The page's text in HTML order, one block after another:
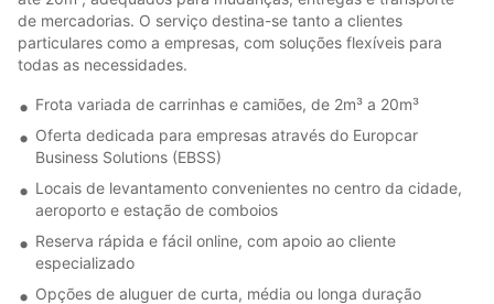
de mercadorias. O serviço destina-se tanto a clientes
particulares como a empresas, com soluções flexíveis para
todas as necessidades.
Frota variada de carrinhas e camiões, de 2m³ a 20m³
Oferta dedicada para empresas através do Europcar
Business Solutions (EBSS)
Locais de levantamento convenientes no centro da cidade,
aeroporto e estação de comboios
Reserva rápida e fácil online, com apoio ao cliente
especializado
Opções de aluguer de curta, média ou longa duração